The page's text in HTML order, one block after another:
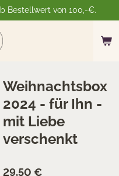
Bestellwert von 100,-€.
Weihnachtsbox
2024 - für Ihn -
mit Liebe
verschenkt
29,50 €